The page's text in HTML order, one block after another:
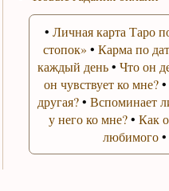
• Личная карта Таро
стопок» • Карма по
каждый день• Что он
он чувствует ко мне?•
другая?• Вспоминает
у него ко мне?• Как
любимого•